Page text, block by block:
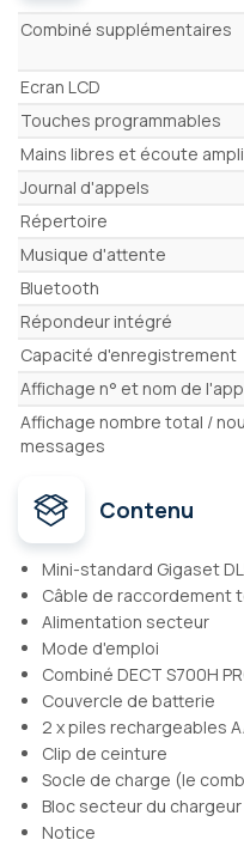
Caractéristiques
Combiné supplémentaires
Ecran LCD
Touches programmables
Mains libres et écoute
Journal d'appels
Répertoire
Musique d'attente
Bluetooth
Répondeur intégré
Capacité d'enregistrement
Affichage n° et nom de
Affichage nombre total /
messages
Contenu
Mini-standard Gigaset
Câble de raccordement
Alimentation secteur
Mode d'emploi
Combiné DECT S700H
Couvercle de batterie
2 x piles rechargeables
Clip de ceinture
Socle de charge (le
Bloc secteur du chargeur
Notice